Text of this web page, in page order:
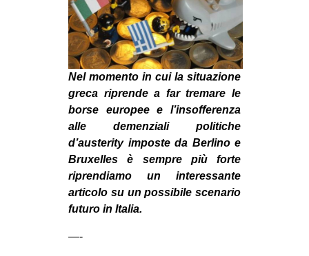
SPAZI
SPORT POPOLARE
MOVIMENTI
AMBIENTE
ANTIFASCISMO
DIRITTO ALL’ABITARE
GENERI
MIGRAZIONI
PRECARIATO
Nel momento in cui la situazione
greca riprende a far tremare le
borse europee e l’insofferenza
alle demenziali politiche
d’austerity imposte da Berlino e
Bruxelles è sempre più forte
riprendiamo un interessante
articolo su un possibile scenario
futuro in Italia.
—-